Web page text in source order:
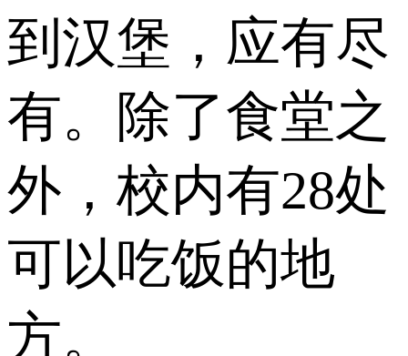
到汉堡，应有尽
有。除了食堂之
外，校内有28处
可以吃饭的地
方。